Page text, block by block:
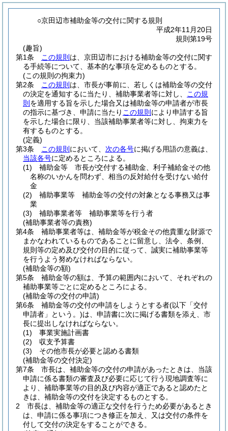
○京田辺市補助金等の交付に関する規則
平成2年11月20日
規則第19号
(趣旨)
第1条
この規則 は、京田辺市における補助金等の交付に関す
る手続等について、基本的な事項を定めるものとする。
(この規則の拘束力)
第2条
この規則 は、市長が事前に、若しくは補助金等の交付
の決定を通知するに当たり、補助事業者等に対し、
この規
則 を適用する旨を示した場合又は補助金等の申請者が市長
の指示に基づき、申請に当たり この規則 により申請する旨
を示した場合に限り、当該補助事業者等に対し、拘束力を
有するものとする。
(定義)
第3条
この規則 において、 次の各号に掲げる用語の意義は、
当該各号に定めるところによる。
(1)
補助金等 市長が交付する補助金、利子補給金その他
名称のいかんを問わず、相当の反対給付を受けない給付
金
(2)
補助事業等 補助金等の交付の対象となる事務又は事
業
(3)
補助事業者等 補助事業等を行う者
(補助事業者等の責務)
第4条
補助事業者等は、補助金等が税金その他貴重な財源で
まかなわれているものであることに留意し、法令、条例、
規則等の定め及び交付の目的に従って、誠実に補助事業等
を行うよう努めなければならない。
(補助金等の額)
第5条
補助金等の額は、予算の範囲内において、それぞれの
補助事業等ごとに定めるところによる。
(補助金等の交付の申請)
第6条
補助金等の交付の申請をしようとする者(以下「交付
申請者」という。)は、申請書に次に掲げる書類を添え、市
長に提出しなければならない。
(1)
事業実施計画書
(2)
収支予算書
(3)
その他市長が必要と認める書類
(補助金等の交付決定)
第7条
市長は、補助金等の交付の申請があったときは、当該
申請に係る書類の審査及び必要に応じて行う現地調査等に
より、補助事業等の目的及び内容が適正であると認めたと
きは、補助金等の交付を決定するものとする。
2
市長は、補助金等の適正な交付を行うため必要があるとき
は、申請に係る事項につき修正を加え、又は交付の条件を
付して交付の決定をすることができる。